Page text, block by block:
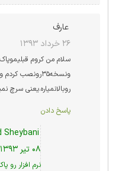
عارف
۲۶ خرداد ۱۳۹۳
سلام من کروم
ونسخه۳۵رونصب
روبالانمیاره.یعنی سرچ
پاسخ دادن
Sheybani
۰۸ تیر ۱۳۹۳
نرم افزار رو